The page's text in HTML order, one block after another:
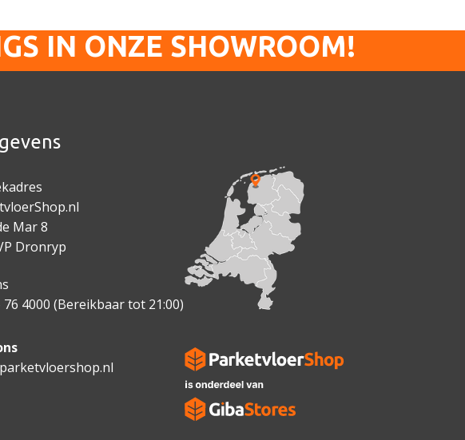
IN ONZE SHOWROOM!
Mar 8
Dronryp
4000 (Bereikbaar tot 21:00)